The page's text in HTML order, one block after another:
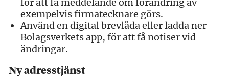
exempelvis firmatecknare görs.
Använd en digital brevlåda eller ladda ner
Bolagsverkets app, för att få notiser vid
ändringar.
Ny adresstjänst